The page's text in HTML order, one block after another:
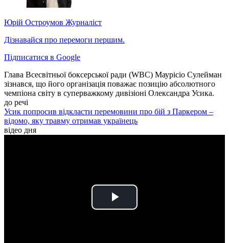
Юрій Остроумов Журналіст
Дізнавайся про перемоги першим.
Підписатися в Google
Глава Всесвітньої боксерської ради (WBC) Маурісіо Сулейман
зізнався, що його організація поважає позицію абсолютного
чемпіона світу в суперважкому дивізіоні Олександра Усика.
до речі
Усик попросив відкласти перемовини про бій з Паркером –
відомо, яку травму отримав українець
відео дня
Play